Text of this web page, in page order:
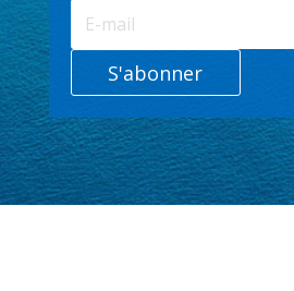
S'abonner